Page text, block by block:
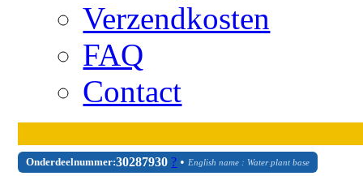
Verzendkosten
FAQ
Contact
Onderdeelnummer:30287930 ? •English name : Water plant base